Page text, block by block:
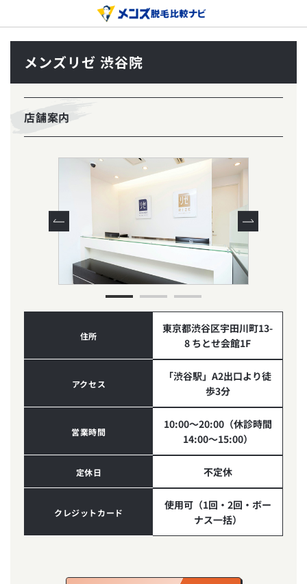
メンズリゼ 渋谷院
店舗案内
住所
東京都渋谷区宇田川町13-
8 ちとせ会館1F
アクセス
「渋谷駅」A2出口より徒
歩3分
営業時間
10:00～20:00（休診時間
14:00～15:00）
定休日 不定休
クレジットカード
使用可（1回・2回・ボー
ナス一括）